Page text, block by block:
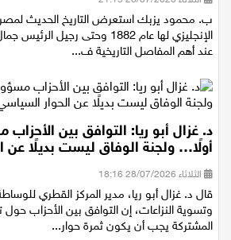
الثلاثاء 28/07/2026 21:15
ب. محمود يزبك استعرض التاريخ الحديث لمصر
الإنجليزي لها عام 1882 وحتى رجيل
د. غزال أبو ريا: التوافق بين الأحزاب
أولًا… ولجنة الوفاق ليست بديلًا عن
الثلاثاء 28/07/2026 18:16
قال د. غزال أبو ريا، مدير المركز القطري
وتسوية النزاعات، إن التوافق بين الأحزاب حول